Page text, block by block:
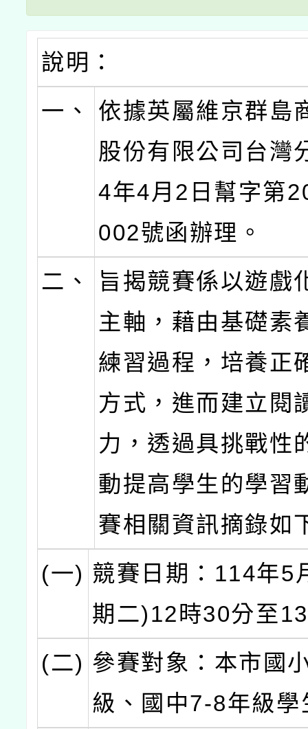
說明：
一、
依據英屬維京群島
股份有限公司台灣
4年4月2日幫字第
002號函辦理。
二、
旨揭競賽係以遊戲
主軸，藉由基礎素
練習過程，培養正
方式，進而建立閱
力，透過具挑戰性
動提高學生的學習
賽相關資訊摘錄如
(一) 競賽日期：114年5
期二)12時30分至
(二) 參賽對象：本市國
級、國中7-8年級學